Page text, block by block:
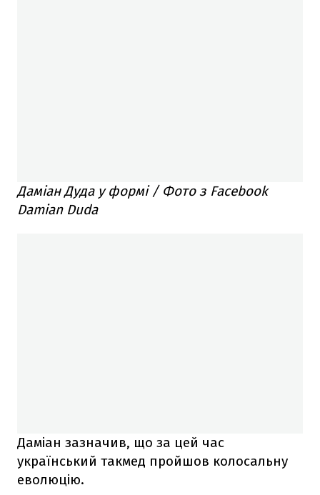
Даміан Дуда у формі / Фото з Facebook
Damian Duda
Даміан зазначив, що за цей час
український такмед пройшов колосальну
еволюцію.